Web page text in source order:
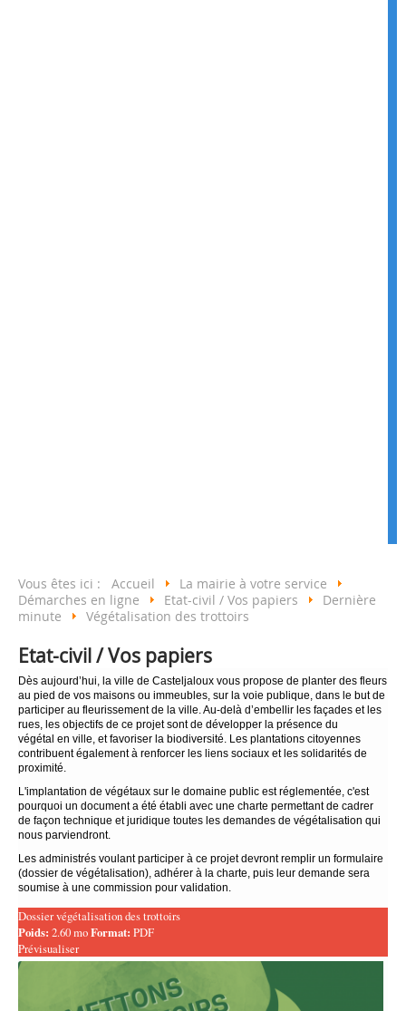
Vous êtes ici : Accueil
La mairie à votre service
Démarches en ligne
Etat-civil / Vos papiers
Dernière
minute
Végétalisation des trottoirs
Etat-civil / Vos papiers
Dès aujourd’hui, la ville de Casteljaloux vous propose de planter des fleurs
au pied de vos maisons ou immeubles, sur la voie publique, dans le but de
participer au fleurissement de la ville. Au-delà d’embellir les façades et les
rues, les objectifs de ce projet sont de développer la présence du
végétal en ville, et favoriser la biodiversité. Les plantations citoyennes
contribuent également à renforcer les liens sociaux et les solidarités de
proximité.
L'implantation de végétaux sur le domaine public est réglementée, c'est
pourquoi un document a été établi avec une charte permettant de cadrer
de façon technique et juridique toutes les demandes de végétalisation qui
nous parviendront.
Les administrés voulant participer à ce projet devront remplir un formulaire
(dossier de végétalisation), adhérer à la charte, puis leur demande sera
soumise à une commission pour validation.
Dossier végétalisation des trottoirs
Poids: 2.60 moFormat: PDF
Prévisualiser